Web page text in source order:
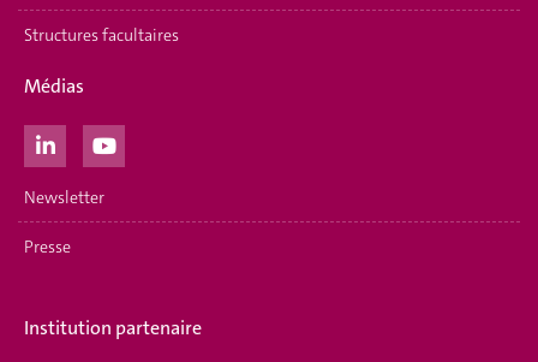
Structures facultaires
Médias
Newsletter
Presse
Institution partenaire